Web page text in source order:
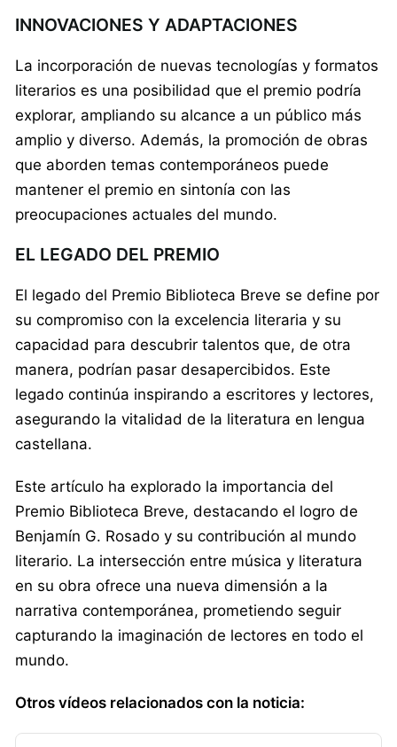
INNOVACIONES Y ADAPTACIONES
La incorporación de nuevas tecnologías y formatos
literarios es una posibilidad que el premio podría
explorar, ampliando su alcance a un público más
amplio y diverso. Además, la promoción de obras
que aborden temas contemporáneos puede
mantener el premio en sintonía con las
preocupaciones actuales del mundo.
EL LEGADO DEL PREMIO
El legado del Premio Biblioteca Breve se define por
su compromiso con la excelencia literaria y su
capacidad para descubrir talentos que, de otra
manera, podrían pasar desapercibidos. Este
legado continúa inspirando a escritores y lectores,
asegurando la vitalidad de la literatura en lengua
castellana.
Este artículo ha explorado la importancia del
Premio Biblioteca Breve, destacando el logro de
Benjamín G. Rosado y su contribución al mundo
literario. La intersección entre música y literatura
en su obra ofrece una nueva dimensión a la
narrativa contemporánea, prometiendo seguir
capturando la imaginación de lectores en todo el
mundo.
Otros vídeos relacionados con la noticia: